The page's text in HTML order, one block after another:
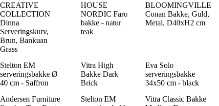
CREATIVE
COLLECTION
Dinna
Serveringskurv,
Brun, Bankuan
Grass
HOUSE
NORDIC Faro
bakke - natur
teak
BLOOMINGVILLE
Conan Bakke, Guld,
Metal, D40xH2 cm
Stelton EM
serveringsbakke Ø
40 cm - Saffron
Vitra High
Bakke Dark
Brick
Eva Solo
serveringsbakke
34x50 cm - black
Andersen Furniture
Stelton EM
Vitra Classic Bakke